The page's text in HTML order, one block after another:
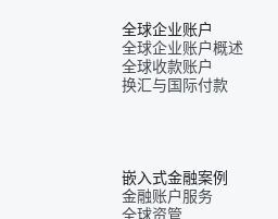
全球企业账户
全球企业账户概述
全球收款账户
换汇与国际付款
嵌入式金融案例
金融账户服务
全球资管